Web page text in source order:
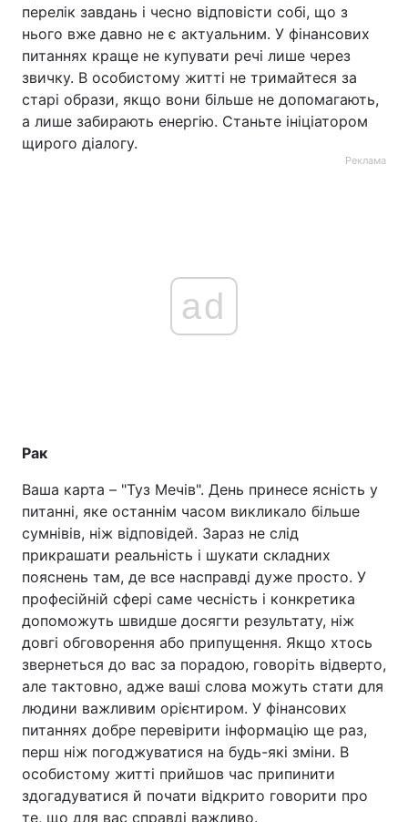
перелік завдань і чесно відповісти собі, що з
нього вже давно не є актуальним. У фінансових
питаннях краще не купувати речі лише через
звичку. В особистому житті не тримайтеся за
старі образи, якщо вони більше не допомагають,
а лише забирають енергію. Станьте ініціатором
щирого діалогу.
Реклама
ad
Рак
Ваша карта – "Туз Мечів". День принесе ясність у
питанні, яке останнім часом викликало більше
сумнівів, ніж відповідей. Зараз не слід
прикрашати реальність і шукати складних
пояснень там, де все насправді дуже просто. У
професійній сфері саме чесність і конкретика
допоможуть швидше досягти результату, ніж
довгі обговорення або припущення. Якщо хтось
звернеться до вас за порадою, говоріть відверто,
але тактовно, адже ваші слова можуть стати для
людини важливим орієнтиром. У фінансових
питаннях добре перевірити інформацію ще раз,
перш ніж погоджуватися на будь-які зміни. В
особистому житті прийшов час припинити
здогадуватися й почати відкрито говорити про
те, що для вас справді важливо.